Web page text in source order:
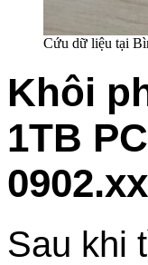
Cứu dữ liệu tại
Khôi
1TB
Sau khi